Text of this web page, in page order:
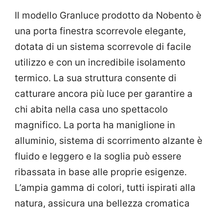
Il modello Granluce prodotto da Nobento è
una porta finestra scorrevole elegante,
dotata di un sistema scorrevole di facile
utilizzo e con un incredibile isolamento
termico. La sua struttura consente di
catturare ancora più luce per garantire a
chi abita nella casa uno spettacolo
magnifico. La porta ha maniglione in
alluminio, sistema di scorrimento alzante è
fluido e leggero e la soglia può essere
ribassata in base alle proprie esigenze.
L’ampia gamma di colori, tutti ispirati alla
natura, assicura una bellezza cromatica